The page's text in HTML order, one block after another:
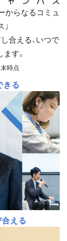
からなるコミュ
合える、いつで
す。
時点
きる
える